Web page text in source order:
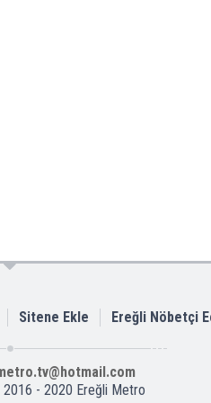
Sitene Ekle Ereğli Nöbetçi
2016 - 2020 Ereğli Metro